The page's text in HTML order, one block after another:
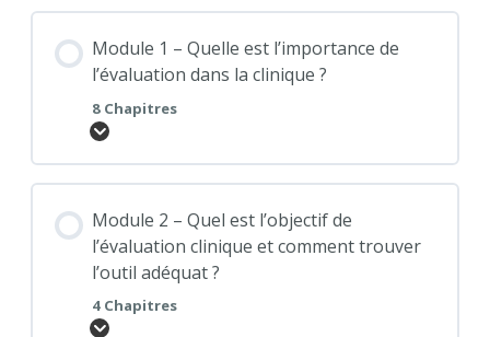
Module 1 – Quelle est l’importance de
l’évaluation dans la clinique ?
8 Chapitres
Module 2 – Quel est l’objectif de
l’évaluation clinique et comment trouver
l’outil adéquat ?
4 Chapitres